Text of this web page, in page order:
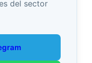
del sector